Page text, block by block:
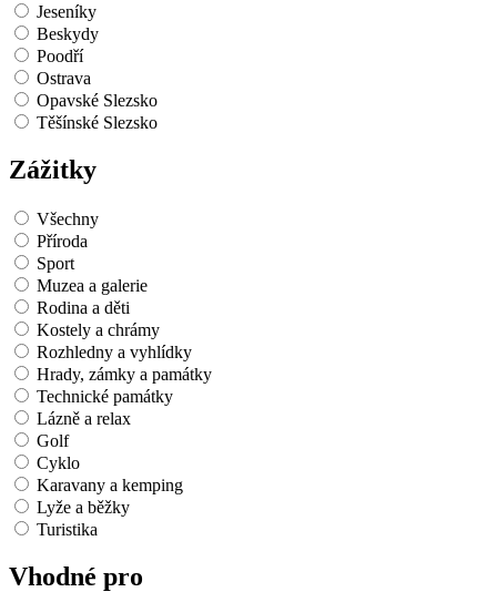
Jeseníky
Beskydy
Poodří
Ostrava
Opavské Slezsko
Těšínské Slezsko
Zážitky
Všechny
Příroda
Sport
Muzea a galerie
Rodina a děti
Kostely a chrámy
Rozhledny a vyhlídky
Hrady, zámky a památky
Technické památky
Lázně a relax
Golf
Cyklo
Karavany a kemping
Lyže a běžky
Turistika
Vhodné pro